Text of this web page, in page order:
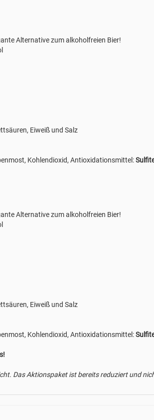
Alternative zum alkoholfreien Bier!
Eiweiß und Salz
Kohlendioxid, Antioxidationsmittel:
Alternative zum alkoholfreien Bier!
Eiweiß und Salz
Kohlendioxid, Antioxidationsmittel:
Das Aktionspaket ist bereits reduziert und